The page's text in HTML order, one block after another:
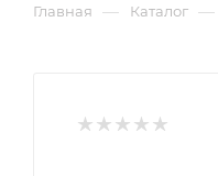
Главная — Каталог —